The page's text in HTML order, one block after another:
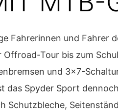
Fahrerinnen und Fahrer
Offroad-Tour bis zum
und 3x7-
das Spyder Sport
Schutzbleche,